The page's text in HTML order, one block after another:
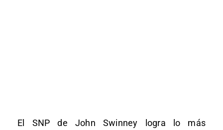
El SNP de John Swinney logra lo más